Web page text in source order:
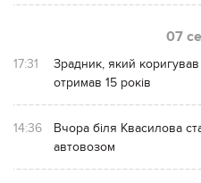
07
17:31
Зрадник, який
отримав 15 років
14:36
Вчора біля Квасилова
автовозом